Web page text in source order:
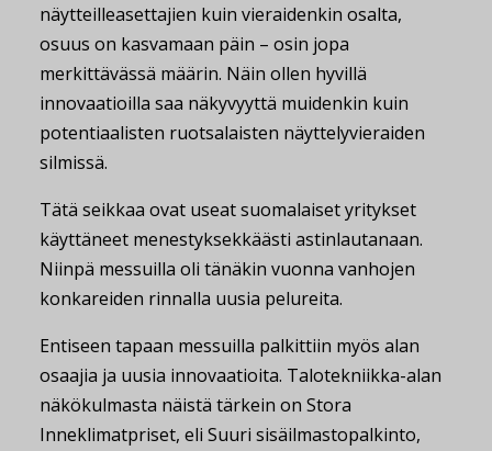
näytteilleasettajien kuin vieraidenkin osalta,
osuus on kasvamaan päin – osin jopa
merkittävässä määrin. Näin ollen hyvillä
innovaatioilla saa näkyvyyttä muidenkin kuin
potentiaalisten ruotsalaisten näyttelyvieraiden
silmissä.
Tätä seikkaa ovat useat suomalaiset yritykset
käyttäneet menestyksekkäästi astinlautanaan.
Niinpä messuilla oli tänäkin vuonna vanhojen
konkareiden rinnalla uusia pelureita.
Entiseen tapaan messuilla palkittiin myös alan
osaajia ja uusia innovaatioita. Talotekniikka-alan
näkökulmasta näistä tärkein on Stora
Inneklimatpriset, eli Suuri sisäilmastopalkinto,